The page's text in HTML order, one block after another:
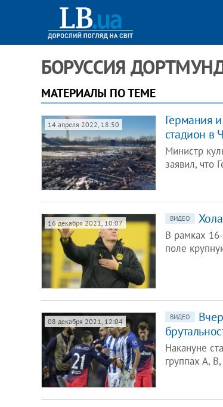
БОРУССИЯ
МАТЕРИАЛЫ ПО ТЕМЕ
14 апреля 2022, 18:50
Германия
стадион в
Министр
заявил, что
16 декабря 2021, 10:07 ВИДЕО
В рамках
поле
08 декабря 2021, 12:04 ВИДЕО
Накануне
группах А,